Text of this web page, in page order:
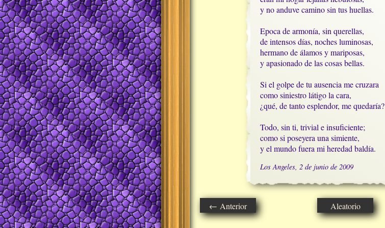
y no anduve camino sin tus huellas.
Epoca de armonía, sin querellas,
de intensos días, noches luminosas,
hermano de álamos y mariposas,
y apasionado de las cosas bellas.
Si el golpe de tu ausencia me cruzara
como siniestro látigo la cara,
¿qué, de tanto esplendor, me quedaría?
Todo, sin ti, trivial e insuficiente;
como si poseyera una simiente,
y el mundo fuera mi heredad baldía.
Los Angeles, 2 de junio de 2009
← Anterior Aleatorio